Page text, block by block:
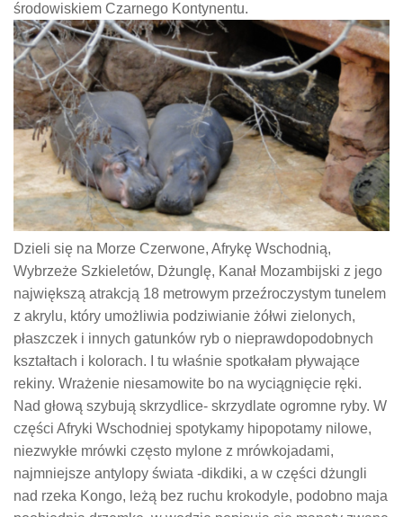
środowiskiem Czarnego Kontynentu.
Dzieli się na Morze Czerwone, Afrykę Wschodnią,
Wybrzeże Szkieletów, Dżunglę, Kanał Mozambijski z jego
największą atrakcją 18 metrowym przeźroczystym tunelem
z akrylu, który umożliwia podziwianie żółwi zielonych,
płaszczek i innych gatunków ryb o nieprawdopodobnych
kształtach i kolorach. I tu właśnie spotkałam pływające
rekiny. Wrażenie niesamowite bo na wyciągnięcie ręki.
Nad głową szybują skrzydlice- skrzydlate ogromne ryby. W
części Afryki Wschodniej spotykamy hipopotamy nilowe,
niezwykłe mrówki często mylone z mrówkojadami,
najmniejsze antylopy świata -dikdiki, a w części dżungli
nad rzeka Kongo, leżą bez ruchu krokodyle, podobno maja